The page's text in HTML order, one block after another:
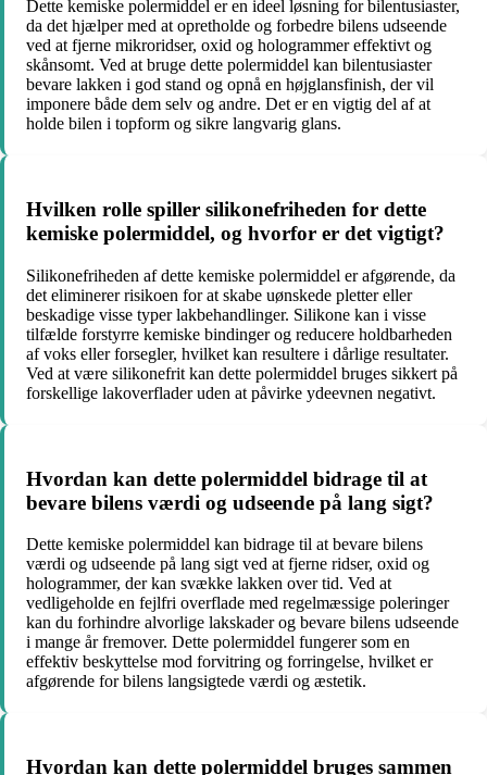
Dette kemiske polermiddel er en ideel løsning for bilentusiaster,
da det hjælper med at opretholde og forbedre bilens udseende
ved at fjerne mikroridser, oxid og hologrammer effektivt og
skånsomt. Ved at bruge dette polermiddel kan bilentusiaster
bevare lakken i god stand og opnå en højglansfinish, der vil
imponere både dem selv og andre. Det er en vigtig del af at
holde bilen i topform og sikre langvarig glans.
Hvilken rolle spiller silikonefriheden for dette
kemiske polermiddel, og hvorfor er det vigtigt?
Silikonefriheden af dette kemiske polermiddel er afgørende, da
det eliminerer risikoen for at skabe uønskede pletter eller
beskadige visse typer lakbehandlinger. Silikone kan i visse
tilfælde forstyrre kemiske bindinger og reducere holdbarheden
af voks eller forsegler, hvilket kan resultere i dårlige resultater.
Ved at være silikonefrit kan dette polermiddel bruges sikkert på
forskellige lakoverflader uden at påvirke ydeevnen negativt.
Hvordan kan dette polermiddel bidrage til at
bevare bilens værdi og udseende på lang sigt?
Dette kemiske polermiddel kan bidrage til at bevare bilens
værdi og udseende på lang sigt ved at fjerne ridser, oxid og
hologrammer, der kan svække lakken over tid. Ved at
vedligeholde en fejlfri overflade med regelmæssige poleringer
kan du forhindre alvorlige lakskader og bevare bilens udseende
i mange år fremover. Dette polermiddel fungerer som en
effektiv beskyttelse mod forvitring og forringelse, hvilket er
afgørende for bilens langsigtede værdi og æstetik.
Hvordan kan dette polermiddel bruges sammen